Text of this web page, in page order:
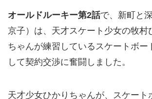
オールドルーキー第2話で、新町と
京子）は、天才スケート少女の牧村
ちゃんが練習しているスケートボー
して契約交渉に奮闘しました。
天才少女ひかりちゃんが、スケート